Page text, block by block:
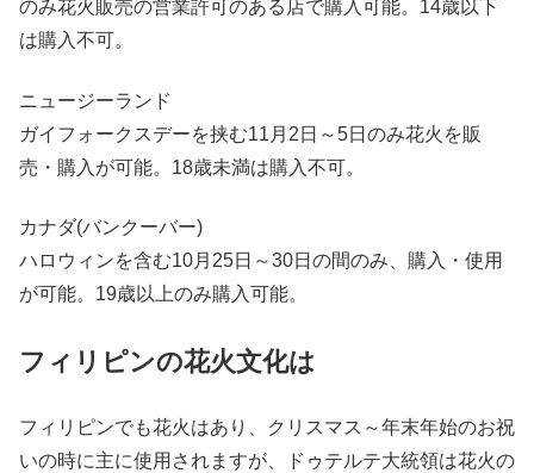
のみ花火販売の営業許可のある店で購入可能。14歳以下
は購入不可。
ニュージーランド
ガイフォークスデーを挟む11月2日～5日のみ花火を販
売・購入が可能。18歳未満は購入不可。
カナダ(バンクーバー)
ハロウィンを含む10月25日～30日の間のみ、購入・使用
が可能。19歳以上のみ購入可能。
フィリピンの花火文化は
フィリピンでも花火はあり、クリスマス～年末年始のお祝
いの時に主に使用されますが、ドゥテルテ大統領は花火の